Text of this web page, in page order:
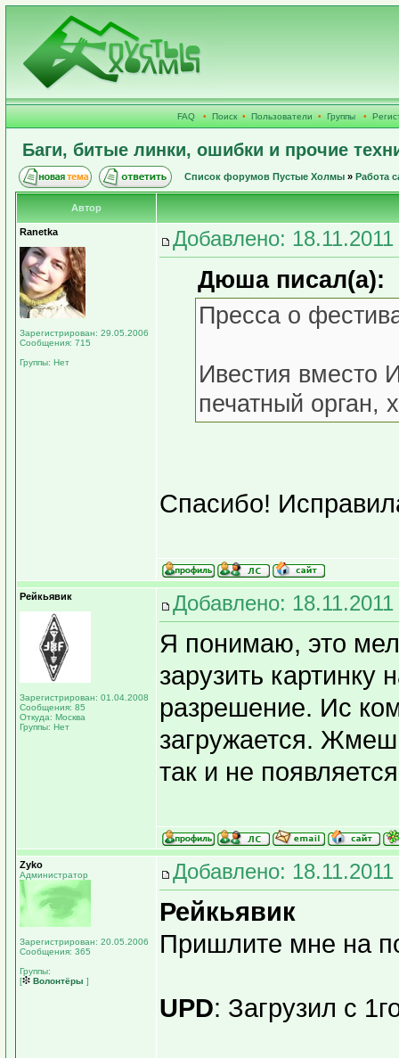
FAQ • Поиск • Пользователи • Группы •
Баги, битые линки, ошибки и прочие
Список форумов Пустые Холмы » Работа
Автор
Ranetka
Зарегистрирован: 29.05.2006
Сообщения: 715
Группы: Нет
Добавлено:
Дюша писал(а):
Пресса о
Ивестия вместо
печатный орган,
Спасибо!
Рейкьявик
Зарегистрирован: 01.04.2008
Сообщения: 85
Откуда: Москва
Группы: Нет
Добавлено:
Я понимаю, это
зарузить
разрешение. Ис
загружается.
так и не
Zyko
Администратор
Зарегистрирован: 20.05.2006
Сообщения: 365
Группы:
[
Волонтёры ]
Добавлено:
Рейкьявик
Пришлите мне на
UPD: Загрузил с